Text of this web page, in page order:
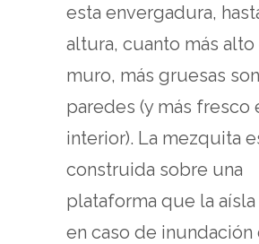
esta envergadura,
altura, cuanto más alto
muro, más gruesas
paredes (y más fresco
interior). La mezquita
construida sobre una
plataforma que la
en caso de inundación